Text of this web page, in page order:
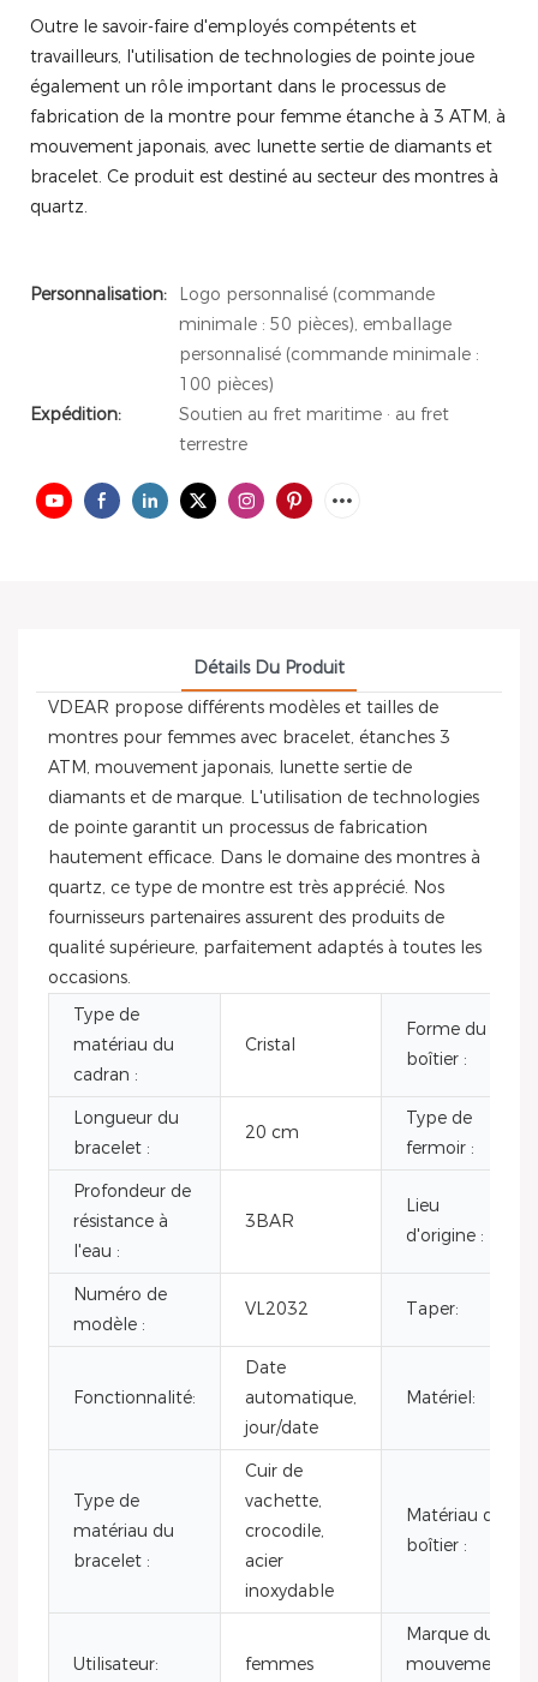
Outre le savoir-faire d'employés compétents et
travailleurs, l'utilisation de technologies de pointe joue
également un rôle important dans le processus de
fabrication de la montre pour femme étanche à 3 ATM, à
mouvement japonais, avec lunette sertie de diamants et
bracelet. Ce produit est destiné au secteur des montres à
quartz.
Personnalisation:
Logo personnalisé (commande
minimale : 50 pièces), emballage
personnalisé (commande minimale :
100 pièces)
Expédition:
Soutien au fret maritime · au fret
terrestre
Détails Du Produit
VDEAR propose différents modèles et tailles de
montres pour femmes avec bracelet, étanches 3
ATM, mouvement japonais, lunette sertie de
diamants et de marque. L'utilisation de technologies
de pointe garantit un processus de fabrication
hautement efficace. Dans le domaine des montres à
quartz, ce type de montre est très apprécié. Nos
fournisseurs partenaires assurent des produits de
qualité supérieure, parfaitement adaptés à toutes les
occasions.
Type de
matériau du
cadran :
Cristal
Forme du
boîtier :
Longueur du
bracelet :
20 cm
Type de
fermoir :
Profondeur de
résistance à
l'eau :
3BAR
Lieu
d'origine :
Numéro de
modèle :
VL2032 Taper:
Fonctionnalité:
Date
automatique,
jour/date
Matériel:
Type de
matériau du
bracelet :
Cuir de
vachette,
crocodile,
acier
inoxydable
Matériau du
boîtier :
Utilisateur: femmes
Marque du
mouvement